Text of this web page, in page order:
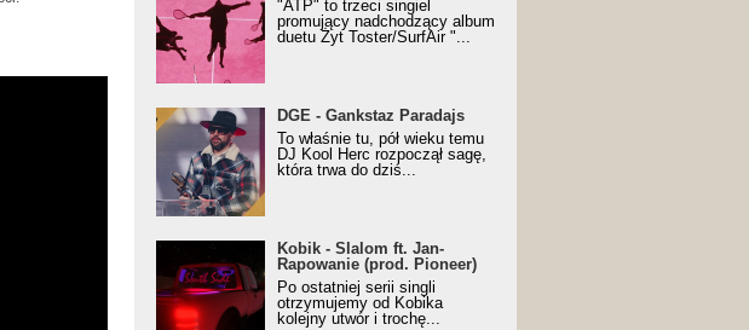
"ATP" to trzeci singiel
promujący nadchodzący album
duetu Żyt Toster/SurfAir "...
donGURALesko z nagrodą za
Klasyczny/Trueschoolowy
Album Roku (Popkillery 2023)
DGE - Gankstaz Paradajs
To właśnie tu, pół wieku temu
DJ Kool Herc rozpoczął sagę,
która trwa do dziś...
Kobik - Slalom ft. Jan-
Rapowanie (prod. Pioneer)
[Official Music Visualiser]
Kobik - Slalom ft. Jan-
Rapowanie (prod. Pioneer)
Po ostatniej serii singli
otrzymujemy od Kobika
kolejny utwór i trochę...